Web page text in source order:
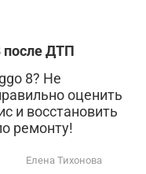
после ДТП
8? Не
оценить
и восстановить
ремонту!
Елена Тихонова